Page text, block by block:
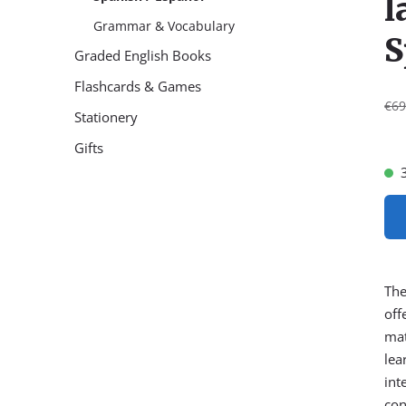
Grammar & Vocabulary
Graded English Books
Flashcards & Games
Stationery
Gifts